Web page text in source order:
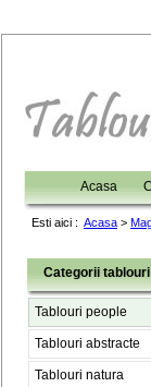
Acasa
Esti aici : Acasa >
Categorii tablouri
Tablouri people
Tablouri abstracte
Tablouri natura